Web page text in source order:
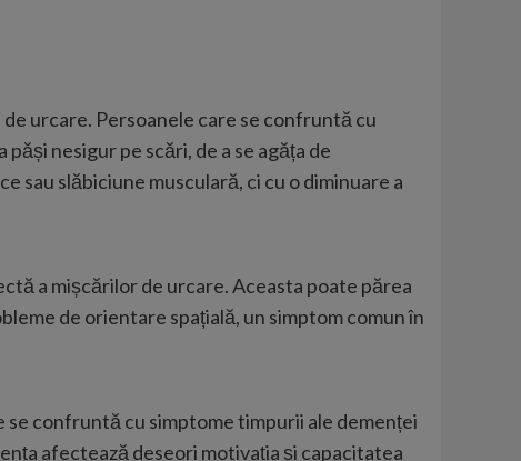
urcare. Persoanele care se confruntă cu
nesigur pe scări, de a se agăța de
sau slăbiciune musculară, ci cu o diminuare a
a mișcărilor de urcare. Aceasta poate părea
de orientare spațială, un simptom comun în
confruntă cu simptome timpurii ale demenței
afectează deseori motivația și capacitatea